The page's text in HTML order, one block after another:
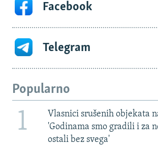
Facebook
Telegram
Popularno
1
Vlasnici srušenih objekata
'Godinama smo gradili i za
ostali bez svega'